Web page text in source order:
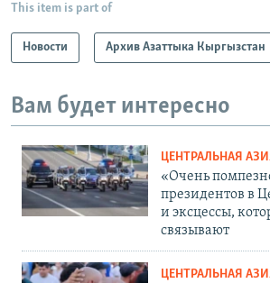
This item is part of
Новости Архив Азаттыка Кыргызстан
Вам будет интересно
ЦЕНТРАЛЬНАЯ
«Очень
президентов в
и эксцессы,
связывают
ЦЕНТРАЛЬНАЯ